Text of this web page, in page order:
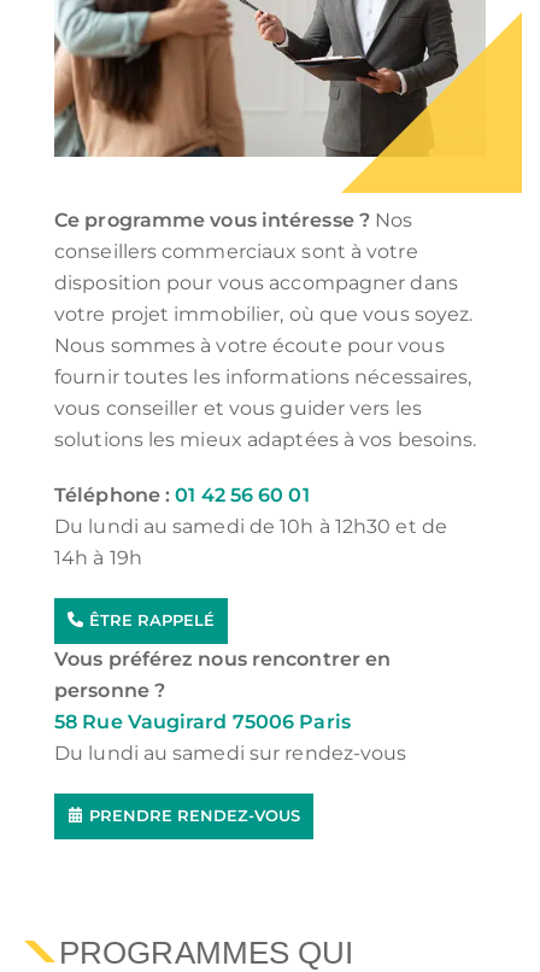
Ce programme vous intéresse ?Nos
conseillers commerciaux sont à votre
disposition pour vous accompagner dans
votre projet immobilier, où que vous soyez.
Nous sommes à votre écoute pour vous
fournir toutes les informations nécessaires,
vous conseiller et vous guider vers les
solutions les mieux adaptées à vos besoins.
Téléphone :01 42 56 60 01
Du lundi au samedi de 10h à 12h30 et de
14h à 19h
ÊTRE RAPPELÉ
Vous préférez nous rencontrer en
personne ?
58 Rue Vaugirard 75006 Paris
Du lundi au samedi sur rendez-vous
PRENDRE RENDEZ-VOUS
PROGRAMMES QUI